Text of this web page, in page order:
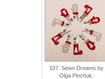
107. Sewn Dreams by
Olga Pinchuk: